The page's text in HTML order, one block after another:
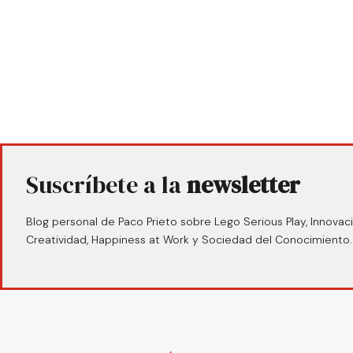
Suscríbete a lanewsletter
Blog personal de Paco Prieto sobre Lego Serious Play,
Creatividad, Happiness at Work y Sociedad del Conocimiento.